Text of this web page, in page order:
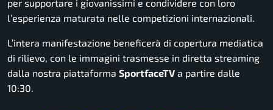
per supportare i giovanissimi e condividere con loro
l’esperienza maturata nelle competizioni internazionali.
L’intera manifestazione beneficerà di copertura mediatica
di rilievo, con le immagini trasmesse in diretta streaming
dalla nostra piattaforma SportfaceTV a partire dalle
10:30.